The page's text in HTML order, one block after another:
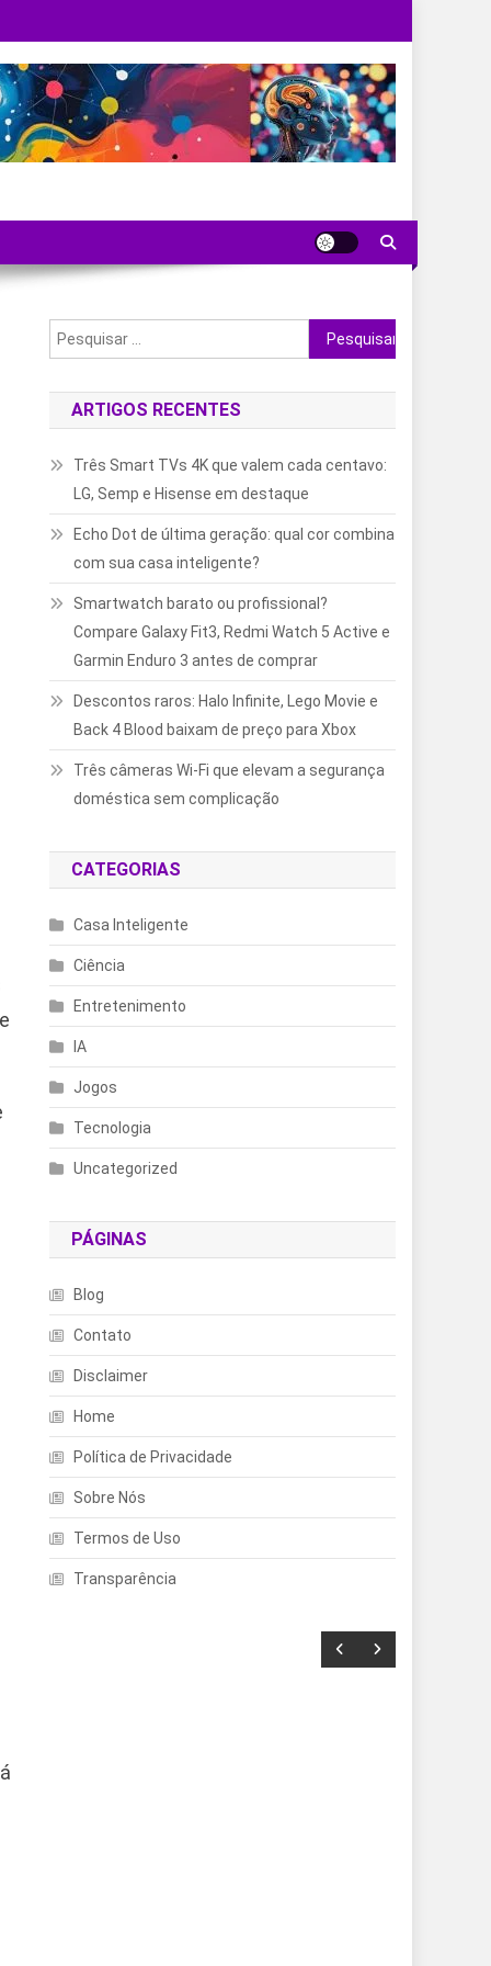
Pesquisar
por:
ARTIGOS RECENTES
Três Smart TVs 4K que valem cada centavo:
LG, Semp e Hisense em destaque
Echo Dot de última geração: qual cor combina
com sua casa inteligente?
Smartwatch barato ou profissional?
Compare Galaxy Fit3, Redmi Watch 5 Active e
Garmin Enduro 3 antes de comprar
Descontos raros: Halo Infinite, Lego Movie e
Back 4 Blood baixam de preço para Xbox
Três câmeras Wi-Fi que elevam a segurança
doméstica sem complicação
CATEGORIAS
Casa Inteligente
Ciência
Entretenimento
IA
Jogos
Tecnologia
Uncategorized
PÁGINAS
Blog
Contato
Disclaimer
Home
Política de Privacidade
Sobre Nós
Termos de Uso
Transparência